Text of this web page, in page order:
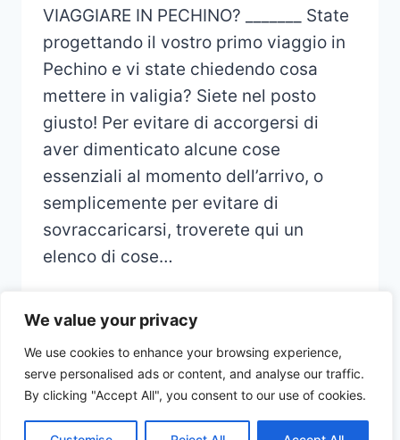
We value your privacy
We use cookies to enhance your browsing experience,
serve personalised ads or content, and analyse our traffic.
By clicking "Accept All", you consent to our use of cookies.
VIAGGIARE IN PECHINO? _______ State
progettando il vostro primo viaggio in
Pechino e vi state chiedendo cosa
mettere in valigia? Siete nel posto
giusto! Per evitare di accorgersi di
aver dimenticato alcune cose
essenziali al momento dell’arrivo, o
semplicemente per evitare di
sovraccaricarsi, troverete qui un
elenco di cose…
© 2026 CHECKLIST VOYAGE - Thème
WordPress parKadence WP